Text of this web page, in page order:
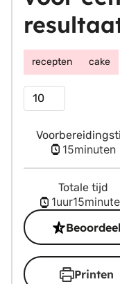
recepten cake
Porties
15minuten
minuten
Totale tijd
1uur
uur15
Beoordeel
Printen